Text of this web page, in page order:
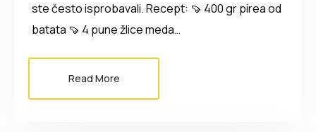
ste često isprobavali. Recept: 🍠 400 gr pirea od
batata 🍠 4 pune žlice meda…
Read More